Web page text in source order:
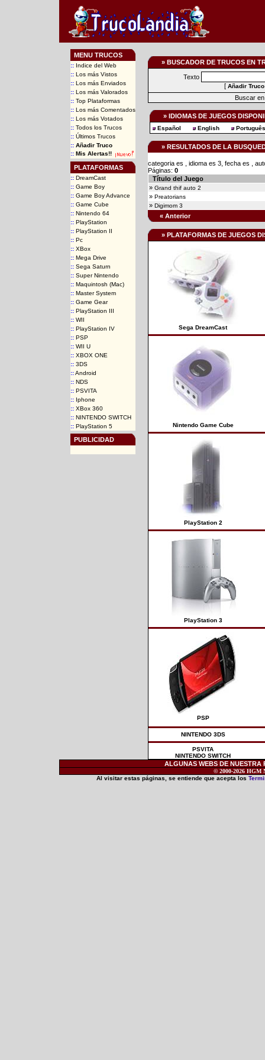
MENU TRUCOS
::Indice del Web
::Los más Vistos
::Los más Enviados
::Los más Valorados
::Top Plataformas
::Los más Comentados
::Los más Votados
::Todos los Trucos
::Últimos Trucos
:: Añadir Truco
:: Mis Alertas!!
PLATAFORMAS
::DreamCast
::Game Boy
::Game Boy Advance
::Game Cube
::Nintendo 64
::PlayStation
::PlayStation II
::Pc
::XBox
::Mega Drive
::Sega Saturn
::Super Nintendo
::Maquintosh (Mac)
::Master System
::Game Gear
::PlayStation III
::WII
::PlayStation IV
::PSP
::WII U
::XBOX ONE
::3DS
::Android
::NDS
::PSVITA
::Iphone
::XBox 360
::NINTENDO SWITCH
::PlayStation 5
PUBLICIDAD
» BUSCADOR DE TRUCOS EN
Texto
[ Añadir Truco
Buscar
» IDIOMAS DE JUEGOS
Español English Português
» RESULTADOS DE LA
categoria es , idioma es 3, fecha es ,
Páginas: 0
Título del Juego
» Grand thif auto 2
» Preatorians
» Digimom 3
« Anterior
» PLATAFORMAS DE JUEGOS
Sega DreamCast
Nintendo Game Cube
PlayStation 2
PlayStation 3
PSP
NINTENDO 3DS
PSVITA
NINTENDO SWITCH
ALGUNAS WEBS DE NUESTRA
© 2000-2026 HGM
Al visitar estas páginas, se entiende que acepta los